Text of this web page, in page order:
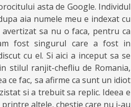
asta de Google. Individul
aia numele meu e indexat cu
sa nu o faca, pentru ca
fost singurul care a fost in
cu el. Si aici a inceput sa se
stilul ranjit-chefliu de Romania,
ce fac, sa afirme ca sunt un idiot
si a trebuit sa replic. Ideea e
altele, chestie care nu i-au